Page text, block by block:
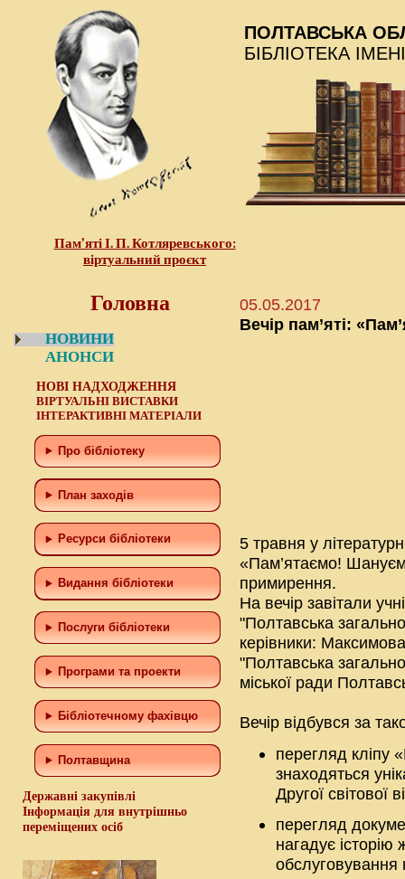
Пам’яті І. П. Котляревського:
віртуальний проєкт
ПОЛТАВСЬКА
БІБЛІОТЕКА
Головна
НОВИНИ
АНОНСИ
НОВІ НАДХОДЖЕННЯ
ВІРТУАЛЬНІ ВИСТАВКИ
ІНТЕРАКТИВНІ МАТЕРІАЛИ
Про бібліотеку
План заходів
Ресурси бібліотеки
Видання бібліотеки
Послуги бібліотеки
Програми та проекти
Бiблiотечному фахiвцю
Полтавщина
Державні закупівлі
Інформація для внутрішньо
переміщених осіб
05.05.2017
Вечір пам’яті:
5 травня у
«Пам’ятаємо!
примирення.
На вечір завітали
"Полтавська
керівники:
"Полтавська
міської ради
Вечір відбувся за
перегляд кліпу
знаходяться
Другої світової
перегляд
нагадує історію
обслуговування